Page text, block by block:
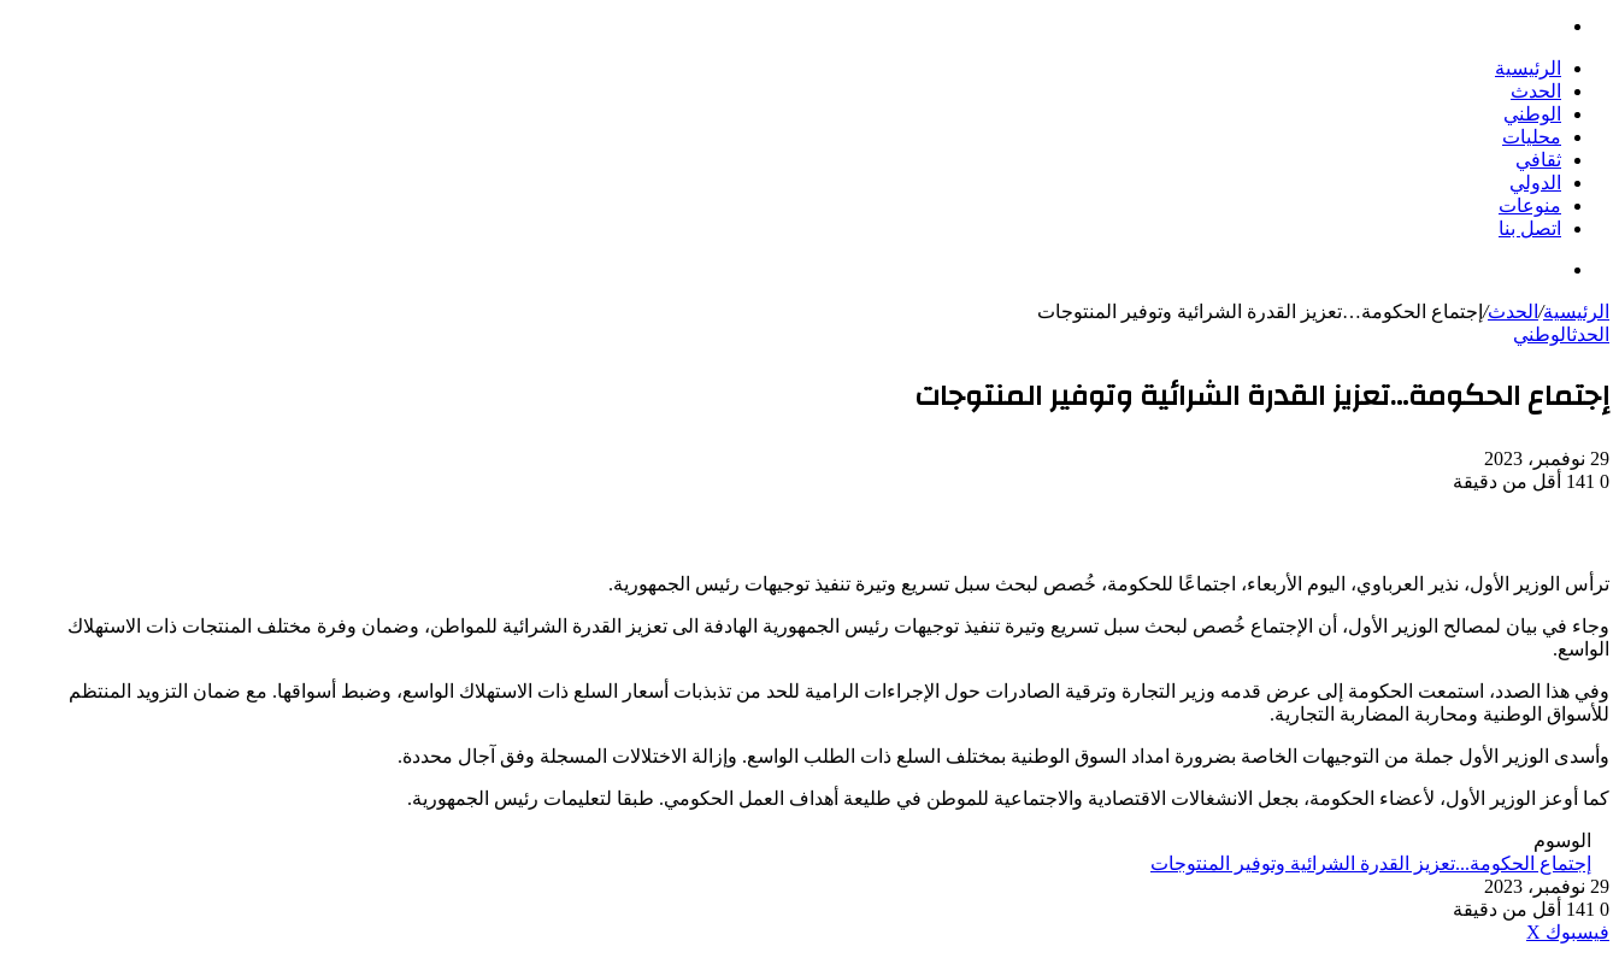
الرئيسية
الحدث
الوطني
محليات
ثقافي
الدولي
منوعات
اتصل بنا
الرئيسية/ الحدث/ إجتماع الحكومة…تعزيز القدرة الشرائية وتوفير المنتوجات
الحدثالوطني
إجتماع الحكومة…تعزيز القدرة الشرائية وتوفير المنتوجات
29 نوفمبر، 2023
0
أقل من دقيقة
ترأس الوزير الأول، نذير العرباوي، اليوم الأربعاء، اجتماعًا للحكومة، خُصص لبحث سبل تسريع وتيرة تنفيذ توجيهات رئيس الجمهورية.
وجاء في بيان لمصالح الوزير الأول، أن الإجتماع خُصص لبحث سبل تسريع وتيرة تنفيذ توجيهات رئيس الجمهورية الهادفة الى تعزيز القدرة الشرائية للمواطن، وضمان وفرة مختلف المنتجات ذات الاستهلاك
الواسع.
وفي هذا الصدد، استمعت الحكومة إلى عرض قدمه وزير التجارة وترقية الصادرات حول الإجراءات الرامية للحد من تذبذبات أسعار السلع ذات الاستهلاك الواسع، وضبط أسواقها. مع ضمان التزويد المنتظم
للأسواق الوطنية ومحاربة المضاربة التجارية.
وأسدى الوزير الأول جملة من التوجيهات الخاصة بضرورة امداد السوق الوطنية بمختلف السلع ذات الطلب الواسع. وإزالة الاختلالات المسجلة وفق آجال محددة.
كما أوعز الوزير الأول، لأعضاء الحكومة، بجعل الانشغالات الاقتصادية والاجتماعية للموطن في طليعة أهداف العمل الحكومي. طبقا لتعليمات رئيس الجمهورية.
الوسوم
إجتماع الحكومة...تعزيز القدرة الشرائية وتوفير المنتوجات
29 نوفمبر، 2023
0
أقل من دقيقة
فيسبوك ‫X